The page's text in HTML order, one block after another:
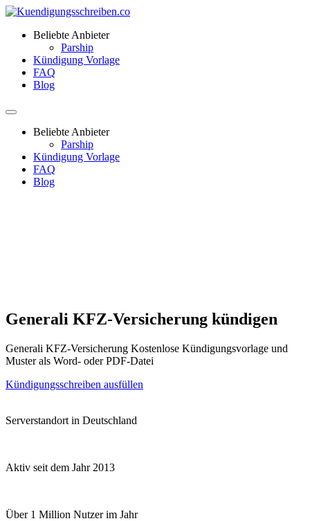
Beliebte Anbieter
Parship
Kündigung Vorlage
FAQ
Blog
Beliebte Anbieter
Parship
Kündigung Vorlage
FAQ
Blog
Generali KFZ-Versicherung kündigen
Generali KFZ-Versicherung Kostenlose Kündigungsvorlage und
Muster als Word- oder PDF-Datei
Kündigungsschreiben ausfüllen
Serverstandort in Deutschland
Aktiv seit dem Jahr 2013
Über 1 Million Nutzer im Jahr